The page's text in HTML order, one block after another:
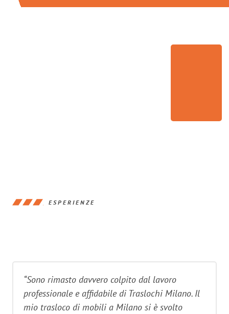
ESPERIENZE
“Sono rimasto davvero colpito dal lavoro
professionale e affidabile di Traslochi Milano. Il
mio trasloco di mobili a Milano si è svolto